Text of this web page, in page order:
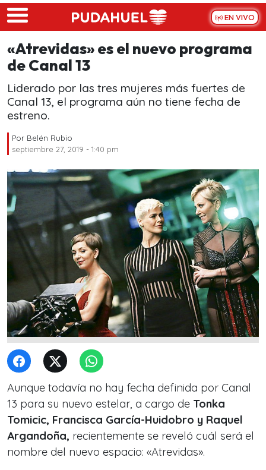
Skip to main content
EN VIVO
«Atrevidas» es el nuevo programa
de Canal 13
Liderado por las tres mujeres más fuertes de
Canal 13, el programa aún no tiene fecha de
estreno.
Por Belén Rubio
septiembre 27, 2019 - 1:40 pm
Aunque todavía no hay fecha definida por Canal
13 para su nuevo estelar, a cargo de Tonka
Tomicic, Francisca García-Huidobro y Raquel
Argandoña, recientemente se reveló cuál será el
nombre del nuevo espacio: «Atrevidas».